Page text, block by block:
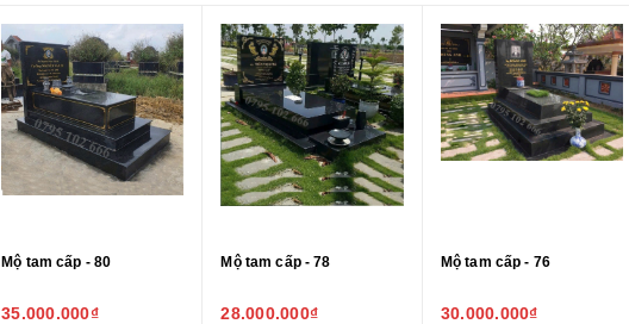
Mộ tam cấp - 80
35.000.000₫
Mộ tam cấp - 78
28.000.000₫
Mộ tam cấp - 76
30.000.000₫